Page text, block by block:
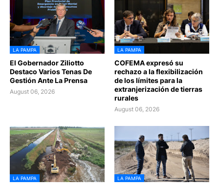
LA PAMPA
El Gobernador Ziliotto
Destaco Varios Tenas De
Gestión Ante La Prensa
August 06, 2026
LA PAMPA
COFEMA expresó su
rechazo a la flexibilización
de los límites para la
extranjerización de tierras
rurales
August 06, 2026
LA PAMPA LA PAMPA